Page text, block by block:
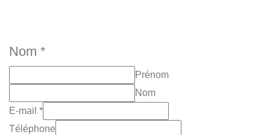
Nom *
Prénom
Nom
E-mail *
Téléphone